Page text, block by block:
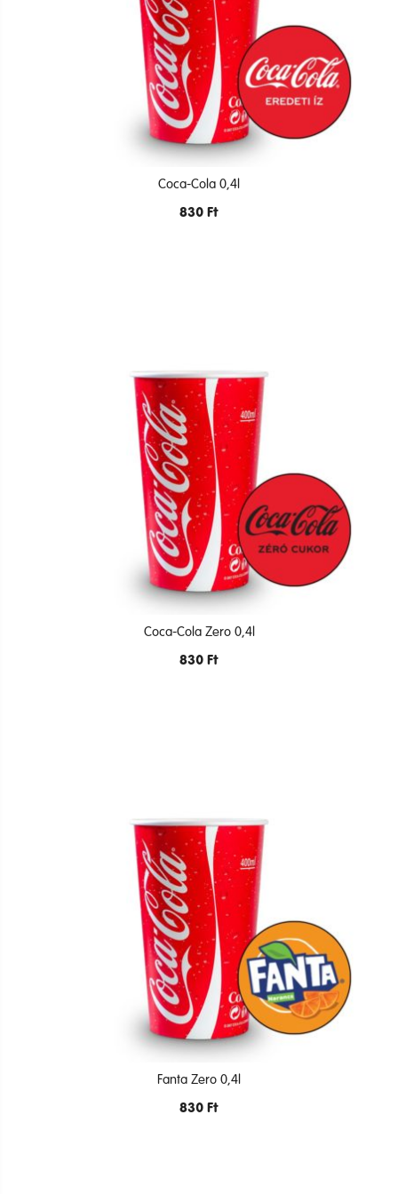
Coca-Cola 0,4l
830 Ft
Coca-Cola Zero 0,4l
830 Ft
Fanta Zero 0,4l
830 Ft